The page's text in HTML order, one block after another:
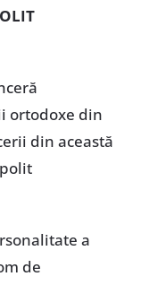
ortodoxe din
din această
a
de